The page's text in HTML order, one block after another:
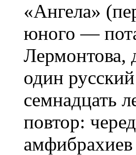
«Ангела»
юного —
Лермонтова,
один
семнадцать
повтор:
амфибрахиев